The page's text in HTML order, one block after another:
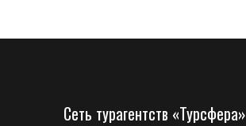
Сеть турагентств «Турсфера»